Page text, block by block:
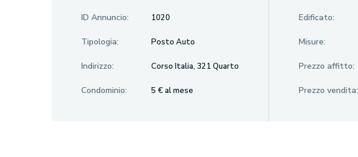
ID Annuncio: 1020
Tipologia: Posto Auto
Indirizzo: Corso Italia, 321 Quarto
Condominio: 5 € al mese
Edificato:
Misure:
Prezzo affitto:
Prezzo vendita: